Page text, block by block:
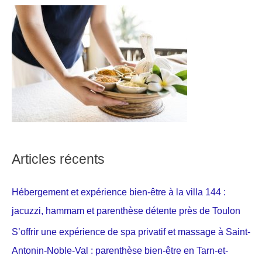
Articles récents
Hébergement et expérience bien-être à la villa 144 :
jacuzzi, hammam et parenthèse détente près de Toulon
S’offrir une expérience de spa privatif et massage à Saint-
Antonin-Noble-Val : parenthèse bien-être en Tarn-et-